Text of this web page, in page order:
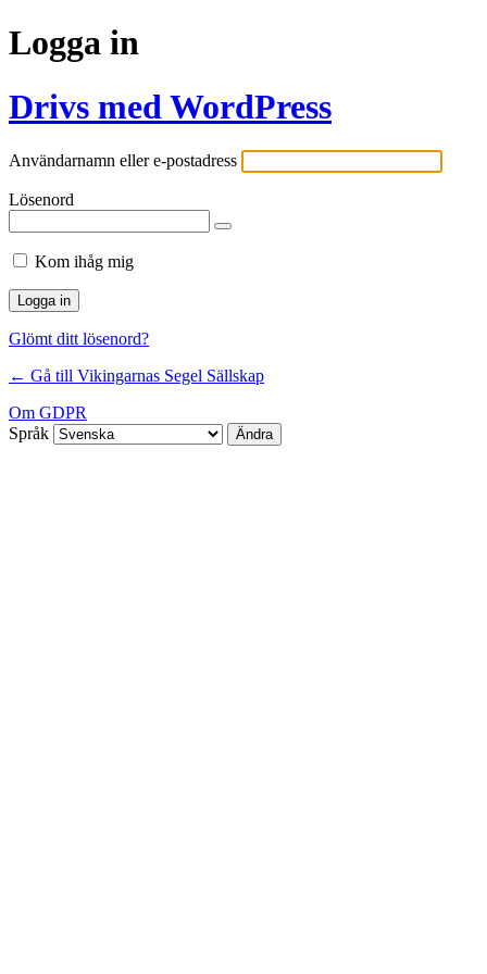
Logga in
Drivs med WordPress
Användarnamn eller e-postadress
Lösenord
Kom ihåg mig
Glömt ditt lösenord?
← Gå till Vikingarnas Segel Sällskap
Om GDPR
Språk